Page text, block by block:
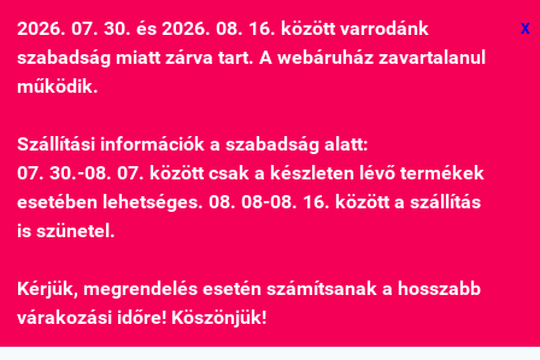
2026. 07. 30. és 2026. 08. 16. között varrodánk
szabadság miatt zárva tart. A webáruház zavartalanul
működik.
Szállítási információk a szabadság alatt:
07. 30.-08. 07. között csak a készleten lévő termékek
esetében lehetséges. 08. 08-08. 16. között a szállítás
is szünetel.
Kérjük, megrendelés esetén számítsanak a hosszabb
várakozási időre! Köszönjük!
X